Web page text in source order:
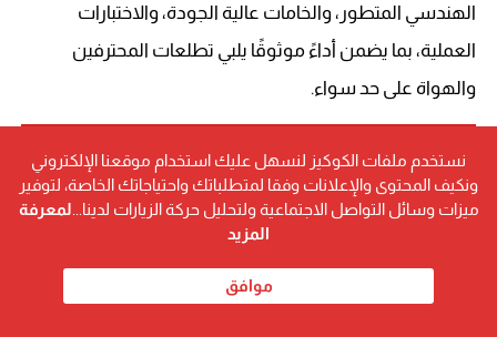
الهندسي المتطور، والخامات عالية الجودة، والاختبارات
العملية، بما يضمن أداءً موثوقًا يلبي تطلعات المحترفين
والهواة على حد سواء.
مي خالد تطلق مسابقة ضخمة لدعم متابعيها بجوائز قيّمة
محمد حسن سامي
وتوفير العمالة للشباب والسيدات في مختلف التخصصات
هند قديس مرزوق بخيت.. قصة نجاح شابة ملهمة تكتب
نستخدم ملفات الكوكيز لنسهل عليك استخدام موقعنا الإلكتروني
ونكيف المحتوى والإعلانات وفقا لمتطلباتك واحتياجاتك الخاصة، لتوفير
ميزات وسائل التواصل الاجتماعية ولتحليل حركة الزيارات لدينا... لمعرفة
المزيد
موافق